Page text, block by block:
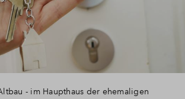
- im Haupthaus der ehemaligen